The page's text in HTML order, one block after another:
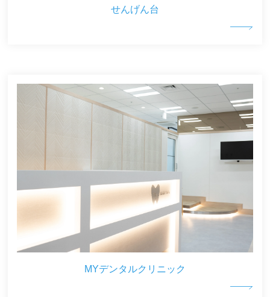
せんげん台
MYデンタルクリニック